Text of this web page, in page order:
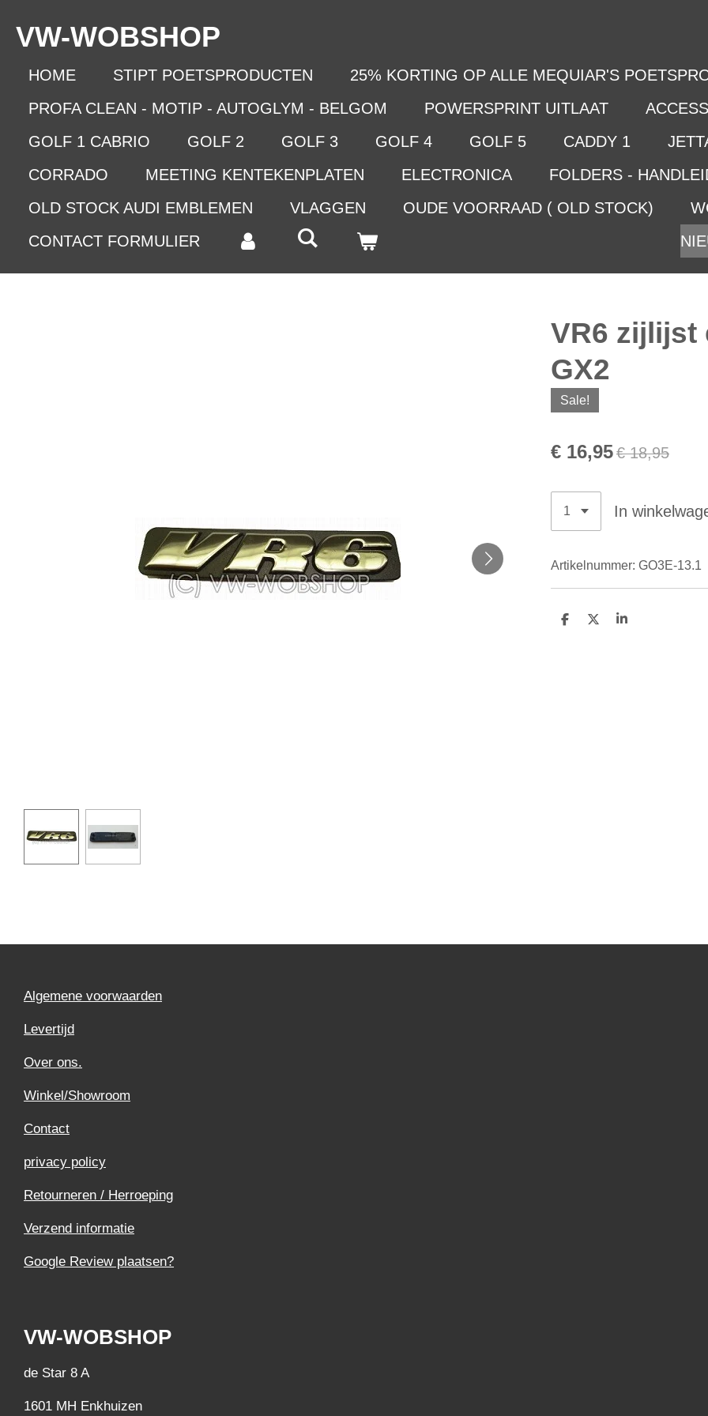
direct
VW-WOBSHOP
HOME STIPT POETSPRODUCTEN
25% KORTING OP ALLE MEQUIAR'S
PROFA CLEAN - MOTIP - AUTOGLYM - BELGOM
POWERSPRINT UITLAAT
GOLF 1 CABRIO
GOLF 2 GOLF 3 GOLF 4 GOLF 5 CADDY 1
CORRADO
MEETING KENTEKENPLATEN ELECTRONICA
FOLDERS -
OLD STOCK AUDI EMBLEMEN
VLAGGEN OUDE VOORRAAD ( OLD STOCK)
CONTACT FORMULIER
VR6 zijlijst
GX2
Sale!
€ 16,95€ 18,95
In
Artikelnummer: GO3E-13.1
D
D
S
Algemene voorwaarden
Levertijd
Over ons.
Winkel/Showroom
Contact
privacy policy
Retourneren / Herroeping
Verzend informatie
Google Review plaatsen?
VW-WOBSHOP
de Star 8 A
1601 MH Enkhuizen